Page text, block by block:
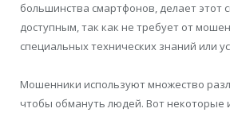
большинства смартфонов, делает этот
доступным, так как не требует от
специальных технических знаний или
Мошенники используют множество
чтобы обмануть людей. Вот некоторые